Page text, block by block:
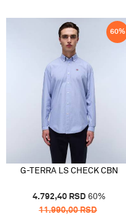
60%
G-TERRA LS CHECK CBN
4.792,40 RSD 60%
11.990,00RSD